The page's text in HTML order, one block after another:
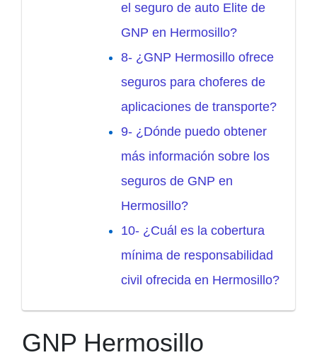
el seguro de auto Elite de
GNP en Hermosillo?
8- ¿GNP Hermosillo ofrece
seguros para choferes de
aplicaciones de transporte?
9- ¿Dónde puedo obtener
más información sobre los
seguros de GNP en
Hermosillo?
10- ¿Cuál es la cobertura
mínima de responsabilidad
civil ofrecida en Hermosillo?
GNP Hermosillo